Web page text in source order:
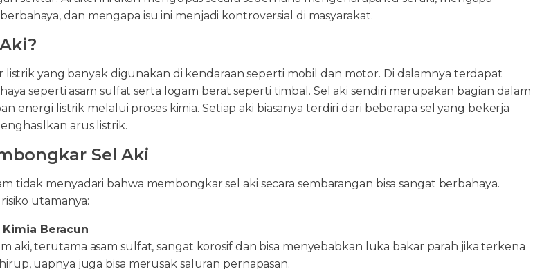
dan mengapa isu ini menjadi kontroversial di masyarakat.
listrik yang banyak digunakan di kendaraan seperti mobil dan motor. Di dalamnya terdapat
seperti asam sulfat serta logam berat seperti timbal. Sel aki sendiri merupakan bagian dalam
energi listrik melalui proses kimia. Setiap aki biasanya terdiri dari beberapa sel yang bekerja
arus listrik.
Sel Aki
tidak menyadari bahwa membongkar sel aki secara sembarangan bisa sangat berbahaya.
utamanya:
Kimia Beracun
aki, terutama asam sulfat, sangat korosif dan bisa menyebabkan luka bakar parah jika terkena
uapnya juga bisa merusak saluran pernapasan.